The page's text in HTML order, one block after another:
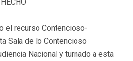
el recurso Contencioso-
Sala de lo Contencioso
Nacional y turnado a esta